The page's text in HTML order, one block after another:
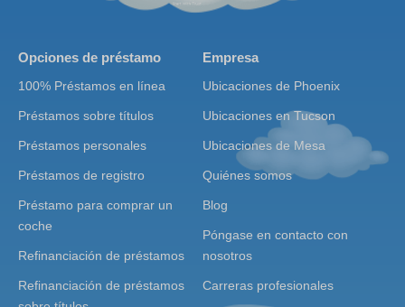
Opciones de préstamo
100% Préstamos en línea
Préstamos sobre títulos
Préstamos personales
Préstamos de registro
Préstamo para comprar un
coche
Refinanciación de préstamos
Refinanciación de préstamos
Empresa
Ubicaciones de Phoenix
Ubicaciones en Tucson
Ubicaciones de Mesa
Quiénes somos
Blog
Póngase en contacto con
nosotros
Carreras profesionales